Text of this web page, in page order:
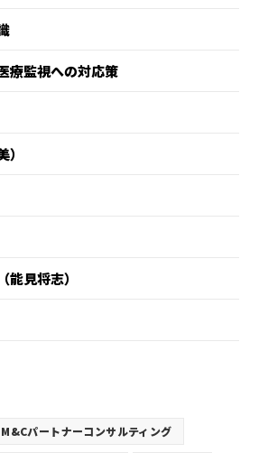
療監視への対応策
見将志）
M&Cパートナーコンサルティング